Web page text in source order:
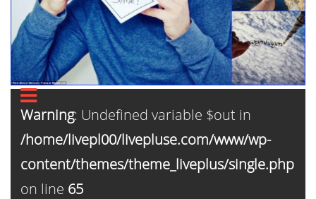
Warning: Undefined variable $out in
/home/livepl00/livepluse.com/www/wp-
content/themes/theme_liveplus/single.php
on line 65